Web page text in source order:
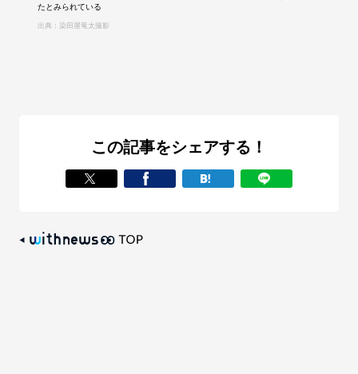
たとみられている
出典：染田屋竜太撮影
この記事をシェアする！